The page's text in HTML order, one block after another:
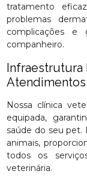
tratamento
problemas
complicações
companheiro.
Infraestrutura
Atendimentos
Nossa clínica
equipada,
saúde do seu pet.
animais,
todos os
veterinária.